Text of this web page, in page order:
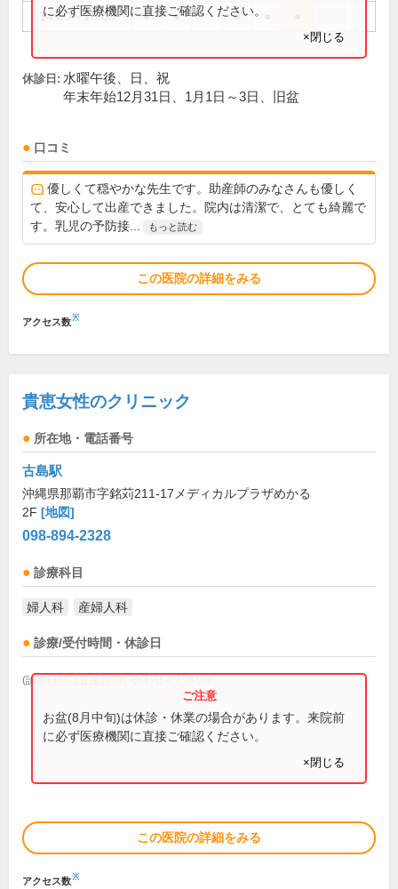
14:00～18:00 ● ● ●
に必ず医療機関に直接ご確認ください。
×閉じる
休診日: 水曜午後、日、祝
年末年始12月31日、1月1日～3日、旧盆
口コミ
優しくて穏やかな先生です。助産師のみなさんも優しく
て、安心して出産できました。院内は清潔で、とても綺麗で
す。乳児の予防接...
もっと読む
この医院の詳細をみる
アクセス数※
貴恵女性のクリニック
所在地・電話番号
古島駅
沖縄県那覇市字銘苅211-17メディカルプラザめかる
2F [地図]
098-894-2328
診療科目
婦人科 産婦人科
診療/受付時間・休診日
(診療時間は直接お問い合わせください)
お盆(8月中旬)は休診・休業の場合があります。来院前
に必ず医療機関に直接ご確認ください。
×閉じる
この医院の詳細をみる
アクセス数※